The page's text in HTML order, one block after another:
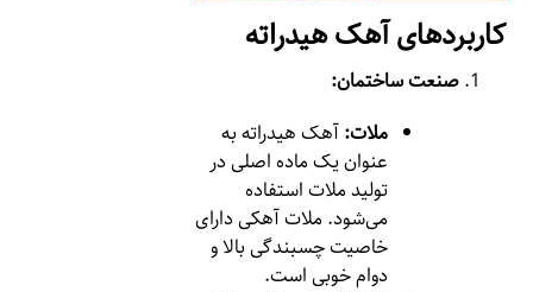
کاربردهای آهک هیدراته
صنعت ساختمان:
ملات:آهک هیدراته به
عنوان یک ماده اصلی در
تولید ملات استفاده
می‌شود. ملات آهکی دارای
خاصیت چسبندگی بالا و
دوام خوبی است.